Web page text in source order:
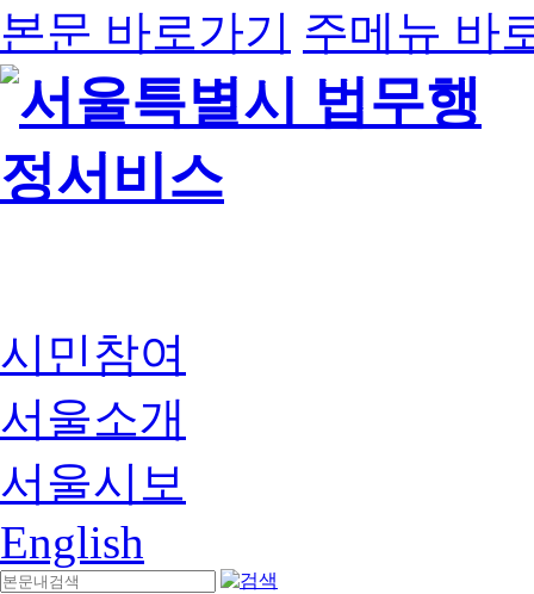
본문 바로가기 주메뉴 바
시민참여
서울소개
서울시보
English